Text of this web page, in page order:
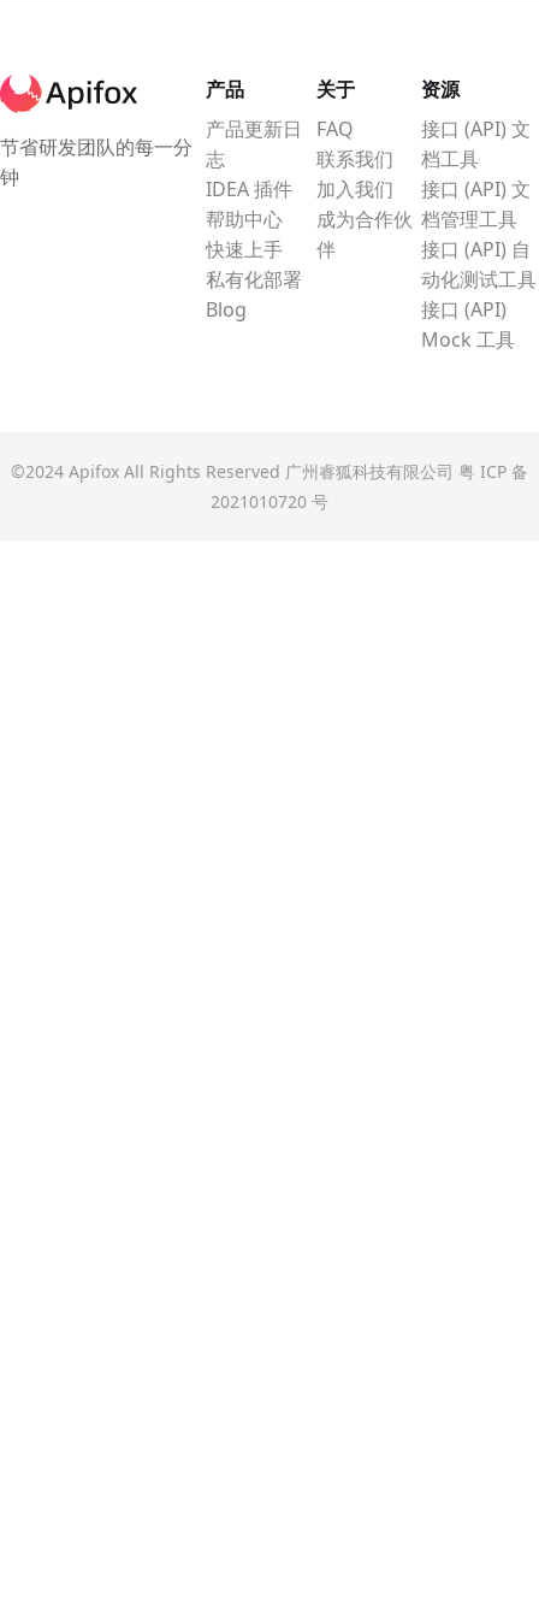
节省研发团队的每一分
钟
产品
产品更新日
志
IDEA 插件
帮助中心
快速上手
私有化部署
Blog
关于
FAQ
联系我们
加入我们
成为合作伙
伴
资源
接口 (API) 文
档工具
接口 (API) 文
档管理工具
接口 (API) 自
动化测试工具
接口 (API)
Mock 工具
©2024 Apifox All Rights Reserved 广州睿狐科技有限公司 粤 ICP 备
2021010720 号